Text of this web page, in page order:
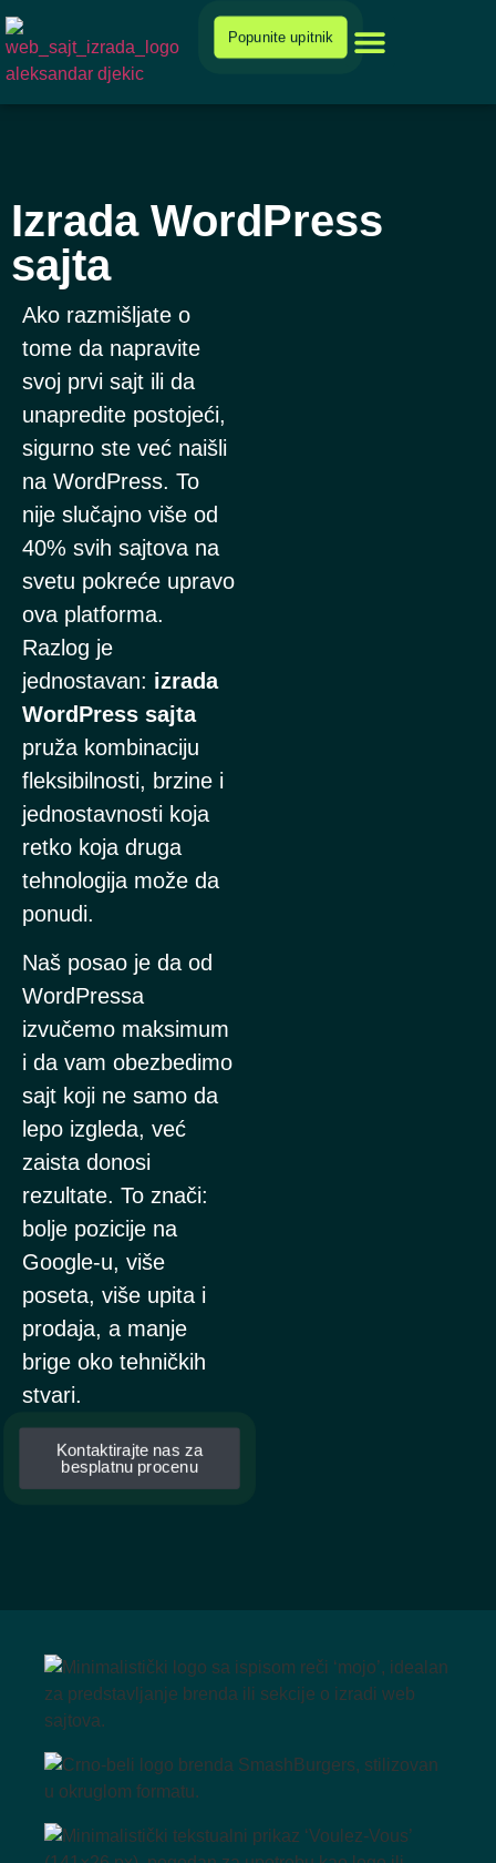
Popunite upitnik
Izrada WordPress
sajta
Ako razmišljate o
tome da napravite
svoj prvi sajt ili da
unapredite postojeći,
sigurno ste već naišli
na WordPress. To
nije slučajno više od
40% svih sajtova na
svetu pokreće upravo
ova platforma.
Razlog je
jednostavan: izrada
WordPress sajta
pruža kombinaciju
fleksibilnosti, brzine i
jednostavnosti koja
retko koja druga
tehnologija može da
ponudi.
Naš posao je da od
WordPressa
izvučemo maksimum
i da vam obezbedimo
sajt koji ne samo da
lepo izgleda, već
zaista donosi
rezultate. To znači:
bolje pozicije na
Google-u, više
poseta, više upita i
prodaja, a manje
brige oko tehničkih
stvari.
Kontaktirajte nas za
besplatnu procenu